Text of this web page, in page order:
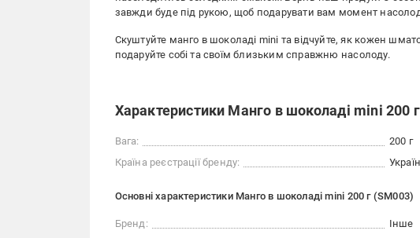
завжди буде під рукою, щоб подарувати вам момент
Скуштуйте манго в шоколаді mini та відчуйте, як кожен
подаруйте собі та своїм близьким справжню насолоду.
Характеристики Манго в шоколаді mini 200
Вага:
200 г
Країна реєстрації бренду:
Основні характеристики Манго в шоколаді mini 200 г (SM003)
Бренд:
Інше